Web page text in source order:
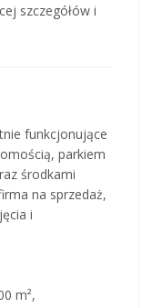
szczegółów i
funkcjonujące
parkiem
środkami
na sprzedaż,
i
m²,